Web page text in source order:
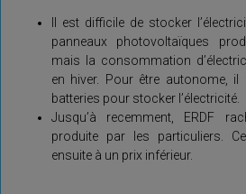
Il est difficile de stocker
panneaux photovoltaïques
mais la consommation
en hiver. Pour être autonome,
batteries pour stocker l’électricité.
Jusqu’à recemment, ERDF
produite par les particuliers.
ensuite à un prix inférieur.